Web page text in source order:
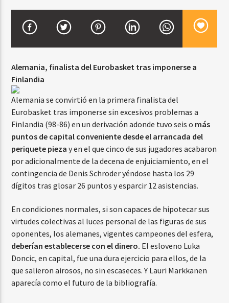
3:00 AM 6:00 AM
Beone Radio
Alemania, finalista del Eurobasket tras imponerse a
Finlandia
Alemania se convirtió en la primera finalista del
Eurobasket tras imponerse sin excesivos problemas a
Finlandia (98-86) en un derivación adonde tuvo seis o más
puntos de capital conveniente desde el arrancada del
periquete piezay en el que cinco de sus jugadores acabaron
por adicionalmente de la decena de enjuiciamiento, en el
contingencia de Denis Schroder yéndose hasta los 29
dígitos tras glosar 26 puntos y esparcir 12 asistencias.
En condiciones normales, si son capaces de hipotecar sus
virtudes colectivas al luces personal de las figuras de sus
oponentes, los alemanes, vigentes campeones del esfera,
deberían establecerse con el dinero. El esloveno Luka
Doncic, en capital, fue una dura ejercicio para ellos, de la
que salieron airosos, no sin escaseces. Y Lauri Markkanen
aparecía como el futuro de la bibliografía.